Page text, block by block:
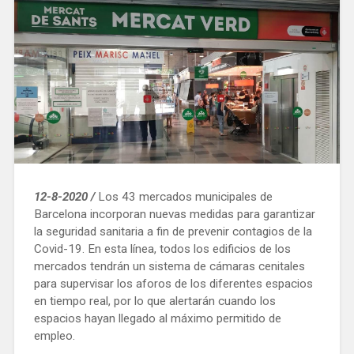
12-8-2020 /Los 43 mercados municipales de
Barcelona incorporan nuevas medidas para garantizar
la seguridad sanitaria a fin de prevenir contagios de la
Covid-19. En esta línea, todos los edificios de los
mercados tendrán un sistema de cámaras cenitales
para supervisar los aforos de los diferentes espacios
en tiempo real, por lo que alertarán cuando los
espacios hayan llegado al máximo permitido de
empleo.